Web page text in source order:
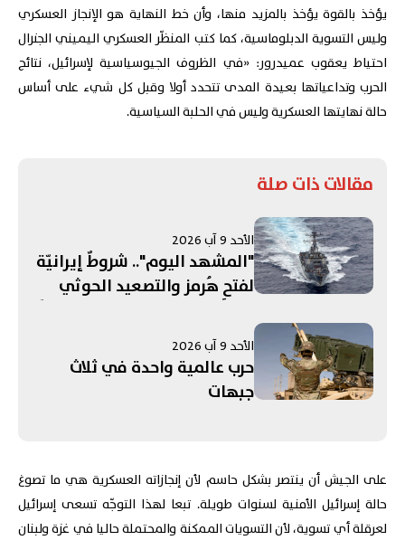
يؤخذ بالقوة يؤخذ بالمزيد منها، وأن خط النهاية هو الإنجاز العسكري
وليس التسوية الدبلوماسية، كما كتب المنظّر العسكري اليميني الجنرال
احتياط يعقوب عميدرور: «في الظروف الجيوسياسية لإسرائيل، نتائج
الحرب وتداعياتها بعيدة المدى تتحدد أولا وقبل كل شيء على أساس
حالة نهايتها العسكرية وليس في الحلبة السياسية.
مقالات ذات صلة
الأحد 9 آب 2026
"المشهد اليوم".. شروطٌ إيرانيّة
لفتحِ هُرمز والتصعيد الحوثي
لزعزعة استقرار إيران...
واستبعاد فرنسا من قائمةِ
الدول للتحقق من نزع سلاح "حزب
الله"
الأحد 9 آب 2026
حرب عالمية واحدة في ثلاث
جبهات
على الجيش أن ينتصر بشكل حاسم لأن إنجازاته العسكرية هي ما تصوغ
حالة إسرائيل الأمنية لسنوات طويلة. تبعا لهذا التوجّه تسعى إسرائيل
لعرقلة أي تسوية، لأن التسويات الممكنة والمحتملة حاليا في غزة ولبنان